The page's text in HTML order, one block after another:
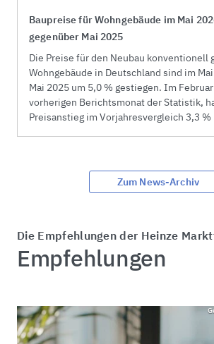
Baupreise für Wohngebäude im Mai
gegenüber Mai 2025
Die Preise für den Neubau konventionell
Wohngebäude in Deutschland sind im
Mai 2025 um 5,0 % gestiegen. Im
vorherigen Berichtsmonat der Statistik,
Preisanstieg im Vorjahresvergleich 3,3 %
am Bauwerk einschließlichZum News-Archiv
Die Empfehlungen der Heinze
Empfehlungen